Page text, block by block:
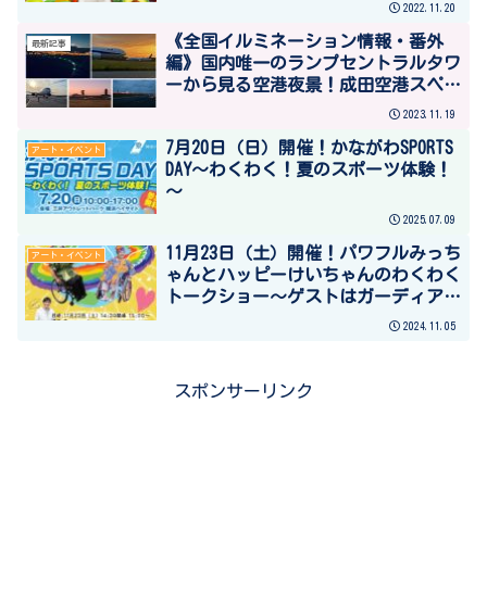
2022.11.20
最新記事
《全国イルミネーション情報・番外
編》国内唯一のランプセントラルタワ
ーから見る空港夜景！成田空港スペシ
2023.11.19
アート・イベント
7月20日（日）開催！かながわSPORTS
DAY～わくわく！夏のスポーツ体験！
～
2025.07.09
アート・イベント
11月23日（土）開催！パワフルみっち
ゃんとハッピーけいちゃんのわくわく
トークショー～ゲストはガーディアン
エンジェル代表のかまるさん♪～2024.11.05
スポンサーリンク